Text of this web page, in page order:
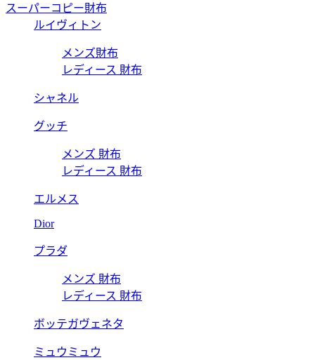
スーパーコピー財布
ルイヴィトン
メンズ財布
レディース 財布
シャネル
グッチ
メンズ 財布
レディース 財布
エルメス
Dior
プラダ
メンズ 財布
レディース 財布
ボッテガヴェネタ
ミュウミュウ